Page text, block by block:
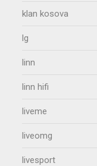
klan kosova
lg
linn
linn hifi
liveme
liveomg
livesport